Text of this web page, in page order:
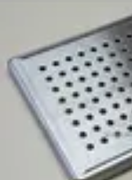
Méthodes d'apprentissage
Apprendre Rubik Cube